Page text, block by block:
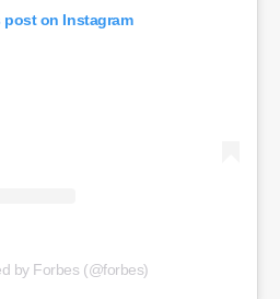
post on Instagram
by Forbes (@forbes)